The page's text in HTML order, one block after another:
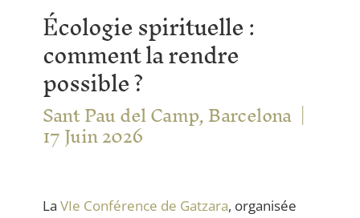
Écologie spirituelle :
comment la rendre
possible ?
Sant Pau del Camp, Barcelona
17 Juin 2026
La VIe Conférence de Gatzara, organisée